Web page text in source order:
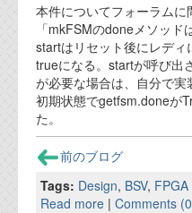
本件についてフォーラムに
「mkFSMのdoneメソッド
startはリセット後にレデ
trueになる。startが呼び出
が必要な場合は、自分で実
初期状態でgetfsm.doneが
た。
前のブログ
Tags: Design, BSV, FPGA
Read more | Comments